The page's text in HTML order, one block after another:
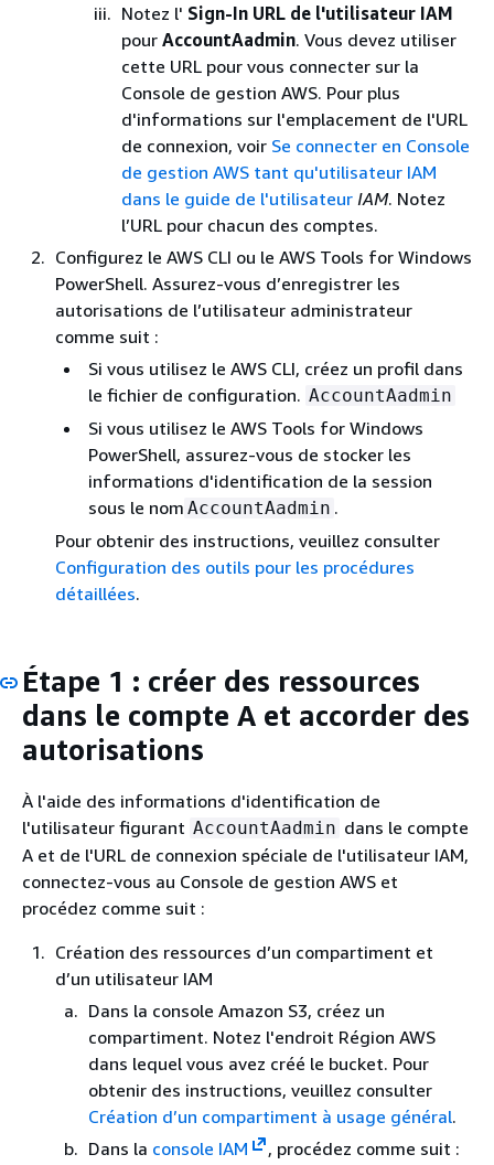
Notez l' Sign-In URL de l'utilisateur IAM
pour AccountAadmin. Vous devez utiliser
cette URL pour vous connecter sur la
Console de gestion AWS. Pour plus
d'informations sur l'emplacement de l'URL
de connexion, voir Se connecter en Console
de gestion AWS tant qu'utilisateur IAM
dans le guide de l'utilisateur IAM. Notez
l’URL pour chacun des comptes.
Configurez le AWS CLI ou le AWS Tools for Windows
PowerShell. Assurez-vous d’enregistrer les
autorisations de l’utilisateur administrateur
comme suit :
Si vous utilisez le AWS CLI, créez un profil dans
le fichier de configuration. AccountAadmin
Si vous utilisez le AWS Tools for Windows
PowerShell, assurez-vous de stocker les
informations d'identification de la session
sous le nom AccountAadmin .
Pour obtenir des instructions, veuillez consulter
Configuration des outils pour les procédures
détaillées.
Étape 1 : créer des ressources
dans le compte A et accorder des
autorisations
À l'aide des informations d'identification de
l'utilisateur figurant AccountAadmin dans le compte
A et de l'URL de connexion spéciale de l'utilisateur IAM,
connectez-vous au Console de gestion AWS et
procédez comme suit :
Création des ressources d’un compartiment et
d’un utilisateur IAM
Dans la console Amazon S3, créez un
compartiment. Notez l'endroit Région AWS
dans lequel vous avez créé le bucket. Pour
obtenir des instructions, veuillez consulter
Création d’un compartiment à usage général.
Dans la console IAM
, procédez comme suit :